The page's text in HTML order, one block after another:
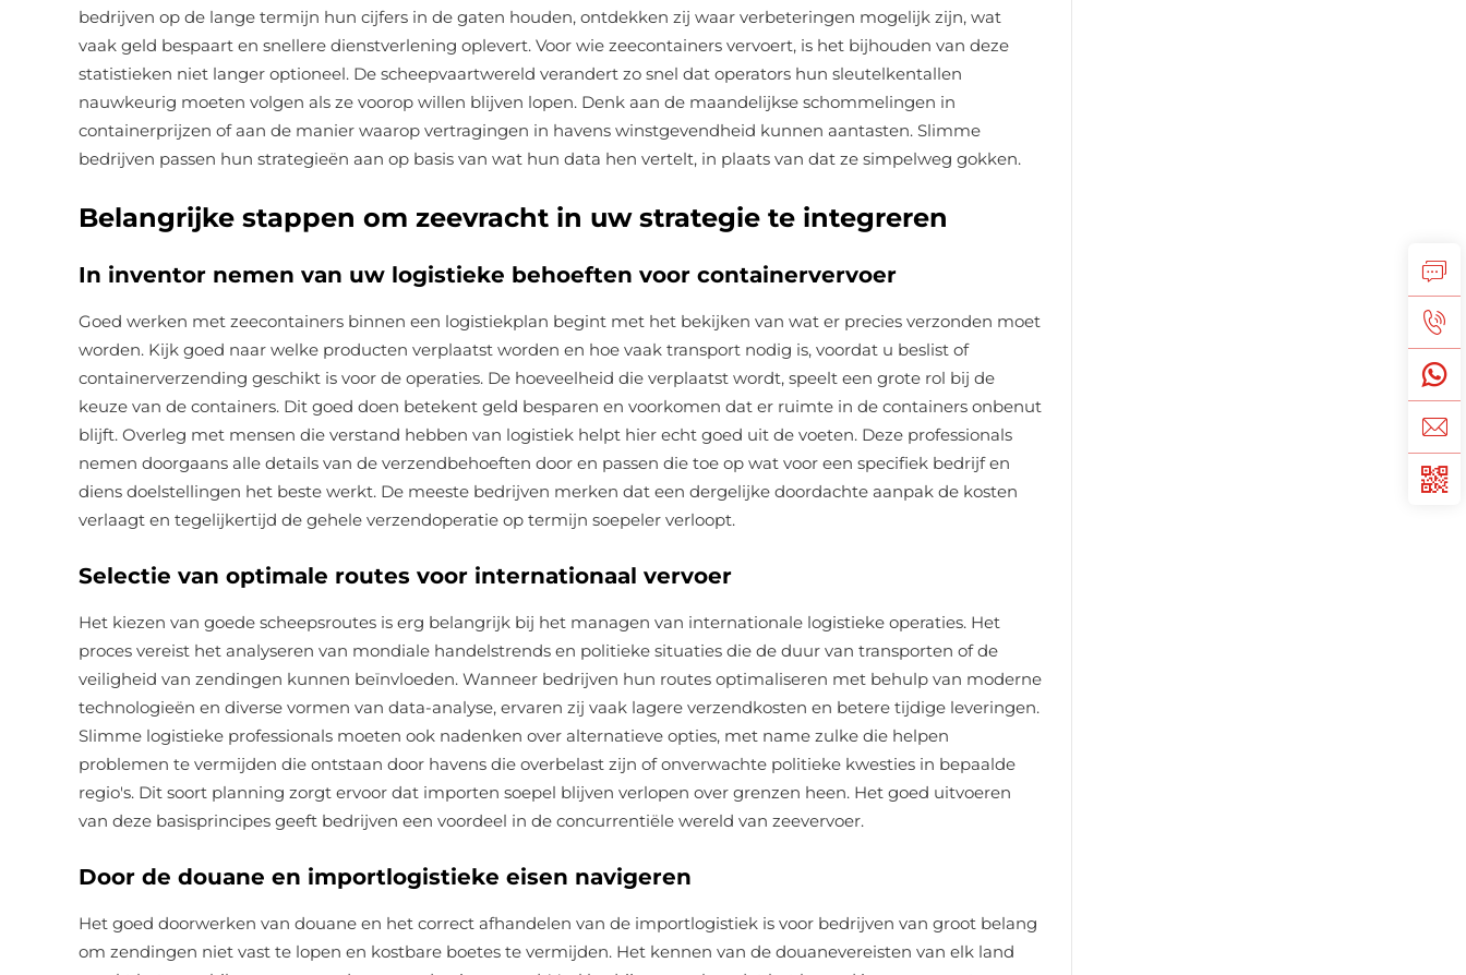
bedrijven op de lange termijn hun cijfers in de gaten houden, ontdekken zij waar verbeteringen mogelijk zijn, wat
vaak geld bespaart en snellere dienstverlening oplevert. Voor wie zeecontainers vervoert, is het bijhouden van deze
statistieken niet langer optioneel. De scheepvaartwereld verandert zo snel dat operators hun sleutelkentallen
nauwkeurig moeten volgen als ze voorop willen blijven lopen. Denk aan de maandelijkse schommelingen in
containerprijzen of aan de manier waarop vertragingen in havens winstgevendheid kunnen aantasten. Slimme
bedrijven passen hun strategieën aan op basis van wat hun data hen vertelt, in plaats van dat ze simpelweg gokken.
Belangrijke stappen om zeevracht in uw strategie te integreren
In inventor nemen van uw logistieke behoeften voor containervervoer
Goed werken met zeecontainers binnen een logistiekplan begint met het bekijken van wat er precies verzonden moet
worden. Kijk goed naar welke producten verplaatst worden en hoe vaak transport nodig is, voordat u beslist of
containerverzending geschikt is voor de operaties. De hoeveelheid die verplaatst wordt, speelt een grote rol bij de
keuze van de containers. Dit goed doen betekent geld besparen en voorkomen dat er ruimte in de containers onbenut
blijft. Overleg met mensen die verstand hebben van logistiek helpt hier echt goed uit de voeten. Deze professionals
nemen doorgaans alle details van de verzendbehoeften door en passen die toe op wat voor een specifiek bedrijf en
diens doelstellingen het beste werkt. De meeste bedrijven merken dat een dergelijke doordachte aanpak de kosten
verlaagt en tegelijkertijd de gehele verzendoperatie op termijn soepeler verloopt.
Selectie van optimale routes voor internationaal vervoer
Het kiezen van goede scheepsroutes is erg belangrijk bij het managen van internationale logistieke operaties. Het
proces vereist het analyseren van mondiale handelstrends en politieke situaties die de duur van transporten of de
veiligheid van zendingen kunnen beïnvloeden. Wanneer bedrijven hun routes optimaliseren met behulp van moderne
technologieën en diverse vormen van data-analyse, ervaren zij vaak lagere verzendkosten en betere tijdige leveringen.
Slimme logistieke professionals moeten ook nadenken over alternatieve opties, met name zulke die helpen
problemen te vermijden die ontstaan door havens die overbelast zijn of onverwachte politieke kwesties in bepaalde
regio's. Dit soort planning zorgt ervoor dat importen soepel blijven verlopen over grenzen heen. Het goed uitvoeren
van deze basisprincipes geeft bedrijven een voordeel in de concurrentiële wereld van zeevervoer.
Door de douane en importlogistieke eisen navigeren
Het goed doorwerken van douane en het correct afhandelen van de importlogistiek is voor bedrijven van groot belang
om zendingen niet vast te lopen en kostbare boetes te vermijden. Het kennen van de douanevereisten van elk land